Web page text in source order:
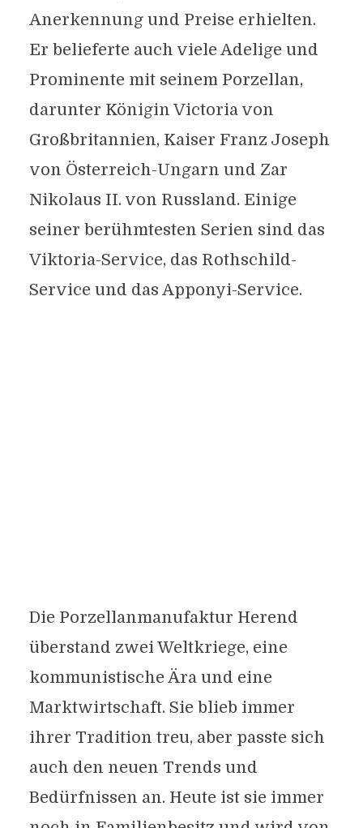
Anerkennung und Preise erhielten.
Er belieferte auch viele Adelige und
Prominente mit seinem Porzellan,
darunter Königin Victoria von
Großbritannien, Kaiser Franz Joseph
von Österreich-Ungarn und Zar
Nikolaus II. von Russland. Einige
seiner berühmtesten Serien sind das
Viktoria-Service, das Rothschild-
Service und das Apponyi-Service.
Die Porzellanmanufaktur Herend
überstand zwei Weltkriege, eine
kommunistische Ära und eine
Marktwirtschaft. Sie blieb immer
ihrer Tradition treu, aber passte sich
auch den neuen Trends und
Bedürfnissen an. Heute ist sie immer